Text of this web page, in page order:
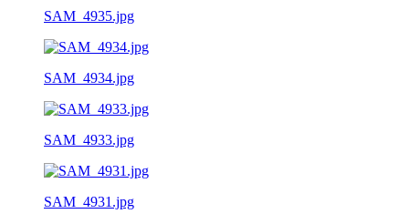
SAM_4935.jpg
SAM_4934.jpg
SAM_4933.jpg
SAM_4931.jpg